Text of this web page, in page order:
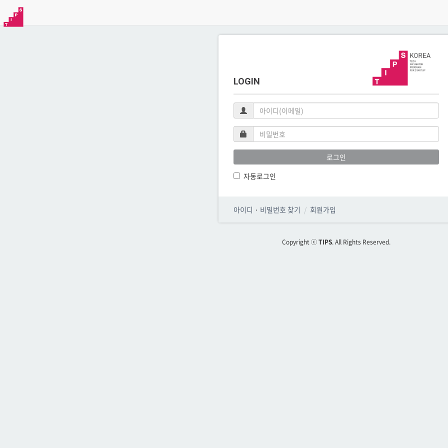
LOGIN
이
디
(이
메
일)
밀
번
호
로그인
자동로그인
아이디 · 비밀번호 찾기 회원가입
Copyright ⓒTIPS. All Rights Reserved.